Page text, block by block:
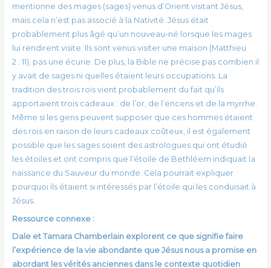
mentionne des mages (sages) venus d’Orient visitant Jésus,
mais cela n’est pas associé à la Nativité. Jésus était
probablement plus âgé qu’un nouveau-né lorsque les mages
lui rendirent visite. Ils sont venus visiter une maison (Matthieu
2 : 11), pas une écurie. De plus, la Bible ne précise pas combien il
y avait de sages ni quelles étaient leurs occupations. La
tradition des trois rois vient probablement du fait qu’ils
apportaient trois cadeaux : de l’or, de l’encens et de la myrrhe.
Même si les gens peuvent supposer que ces hommes étaient
des rois en raison de leurs cadeaux coûteux, il est également
possible que les sages soient des astrologues qui ont étudié
les étoiles et ont compris que l’étoile de Bethléem indiquait la
naissance du Sauveur du monde. Cela pourrait expliquer
pourquoi ils étaient si intéressés par l’étoile qui les conduisait à
Jésus.
Ressource connexe :
Dale et Tamara Chamberlain explorent ce que signifie faire
l’expérience de la vie abondante que Jésus nous a promise en
abordant les vérités anciennes dans le contexte quotidien